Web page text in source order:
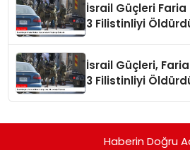
İsrail Güçleri Faria
3 Filistinliyi
İsrail Güçleri,
3 Filistinliyi
Haberin Doğru